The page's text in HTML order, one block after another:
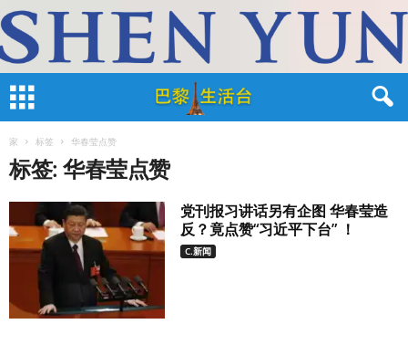
家 标签 华春莹点赞
标签: 华春莹点赞
党刊报习讲话另有企图 华春莹造
反？竟点赞“习近平下台” ！
C.新闻